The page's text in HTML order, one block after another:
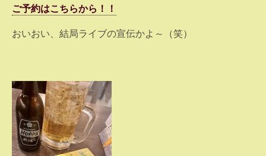
ご予約はこちらから！！
おいおい、結局ライブの宣伝かよ～（笑）